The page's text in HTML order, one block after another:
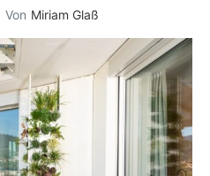
Von Miriam Glaß